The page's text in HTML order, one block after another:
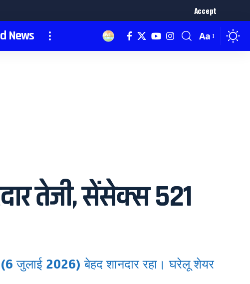
Accept
News Aa
तेजी, सेंसेक्स 521
जुलाई 2026) बेहद शानदार रहा। घरेलू शेयर